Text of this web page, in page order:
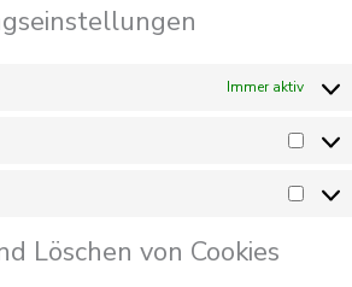
Immer aktiv
Löschen von Cookies